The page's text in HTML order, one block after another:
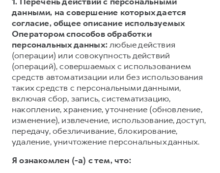
данными, на совершение которых дается
согласие, общее описание используемых
Оператором способов обработки
персональных данных:любые действия
(операции) или совокупность действий
(операций), совершаемых с использованием
средств автоматизации или без использования
таких средств с персональными данными,
включая сбор, запись, систематизацию,
накопление, хранение, уточнение (обновление,
изменение), извлечение, использование, доступ,
передачу, обезличивание, блокирование,
удаление, уничтожение персональных данных.
Я ознакомлен (-а) с тем, что: